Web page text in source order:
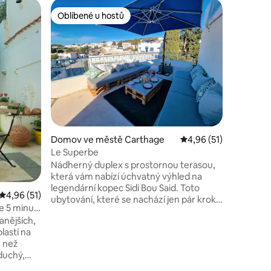
hodnocení 4,96 z 5, 51 hodnocení
4,96 (51)
5 minut
na
než
Oblíbené u hostů
Oblíbené u hostů
Domov ve městě Carthage Průměrné hodnocení
4,96 (51)
Le Superbe
Nádherný duplex s prostornou terasou,
která vám nabízí úchvatný výhled na
legendární kopec Sidi Bou Said. Toto
ubytování, které se nachází jen pár kroků